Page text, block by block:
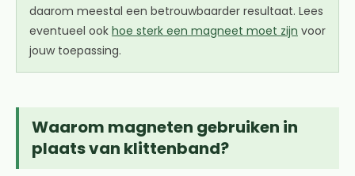
daarom meestal een betrouwbaarder resultaat. Lees
eventueel ook hoe sterk een magneet moet zijn voor
jouw toepassing.
Waarom magneten gebruiken in
plaats van klittenband?